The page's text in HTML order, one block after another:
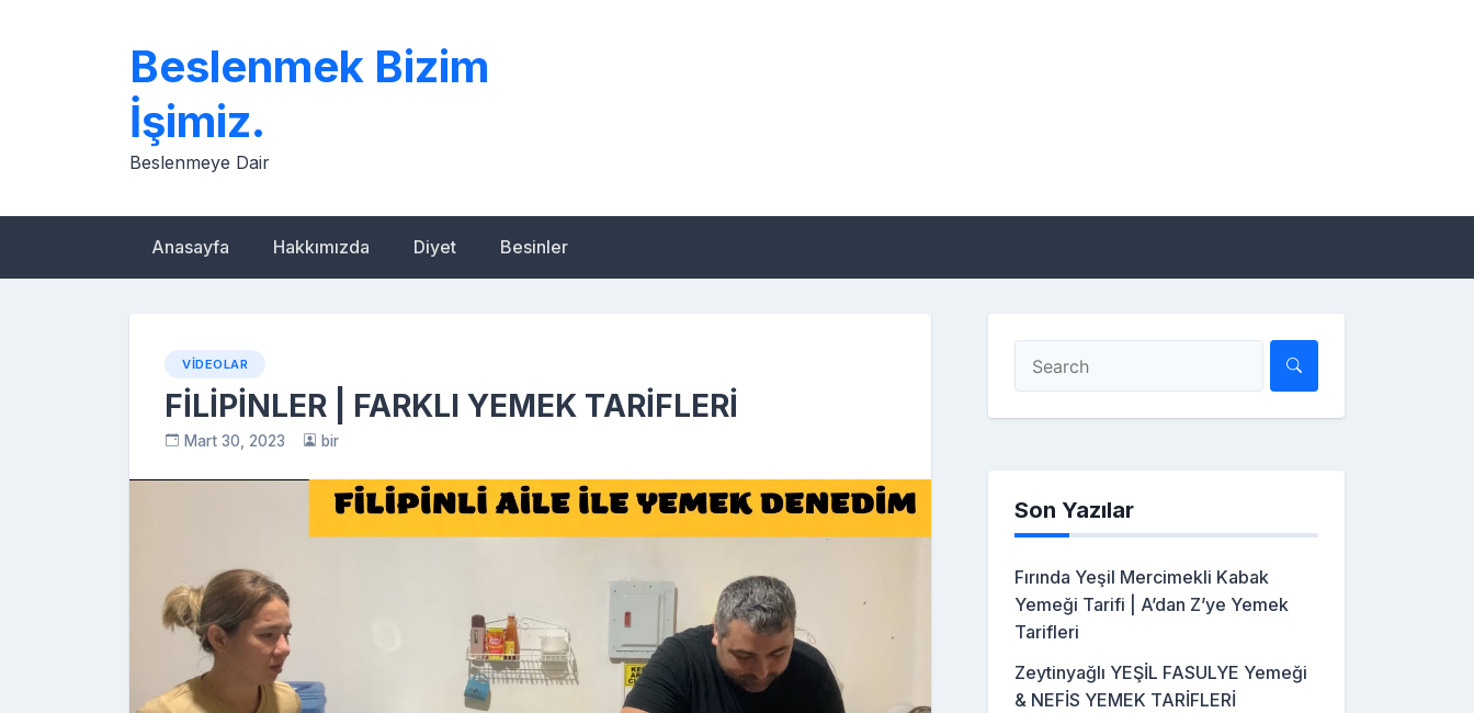
Beslenmek Bizim
İşimiz.
Beslenmeye Dair
Anasayfa Hakkımızda Diyet Besinler
VIDEOLAR
FİLİPİNLER | FARKLI YEMEK TARİFLERİ
Mart 30, 2023 bir
Son Yazılar
Fırında Yeşil Mercimekli Kabak
Yemeği Tarifi | A’dan Z’ye Yemek
Tarifleri
Zeytinyağlı YEŞİL FASULYE Yemeği
& NEFİS YEMEK TARİFLERİ